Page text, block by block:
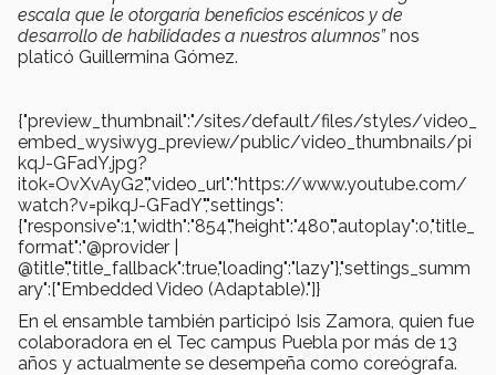
escala que le otorgaría beneficios escénicos y de
desarrollo de habilidades a nuestros alumnos”nos
platicó Guillermina Gómez.
{"preview_thumbnail":"/sites/default/files/styles/video_
embed_wysiwyg_preview/public/video_thumbnails/pi
kqJ-GFadY.jpg?
itok=OvXvAyG2","video_url":"https://www.youtube.com/
watch?v=pikqJ-GFadY","settings":
{"responsive":1,"width":"854","height":"480","autoplay":0,"title_
format":"@provider |
@title","title_fallback":true,"loading":"lazy"},"settings_summ
ary":["Embedded Video (Adaptable)."]}
En el ensamble también participó Isis Zamora, quien fue
colaboradora en el Tec campus Puebla por más de 13
años y actualmente se desempeña como coreógrafa.